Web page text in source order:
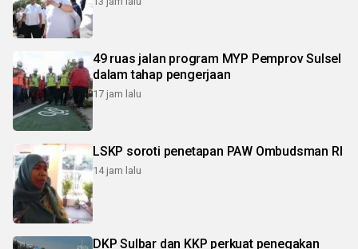
49 ruas jalan program MYP Pemprov Sulsel
dalam tahap pengerjaan
17 jam lalu
LSKP soroti penetapan PAW Ombudsman RI
14 jam lalu
DKP Sulbar dan KKP perkuat penegakan